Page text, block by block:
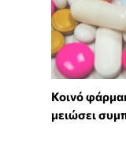
Κοινό
μειώσει